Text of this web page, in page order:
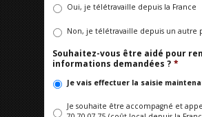
Oui, je télétravaille depuis la France
Non, je télétravaille depuis un autre
Souhaitez-vous être aidé pour
informations demandées ? *
Je vais effectuer la saisie
Je souhaite être accompagné et